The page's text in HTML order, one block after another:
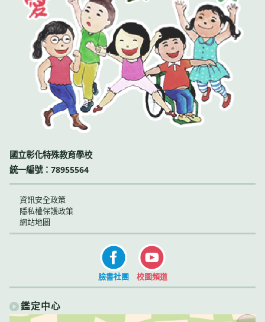
國立彰化特殊教育學校
統一編號：78955564
資訊安全政策
隱私權保護政策
網站地圖
臉書社團 校園頻道
鑑定中心